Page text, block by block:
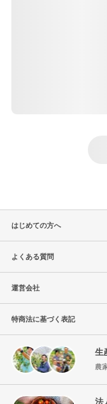
はじめての方へ
よくある質問
運営会社
特商法に基づく表記
生
農
法